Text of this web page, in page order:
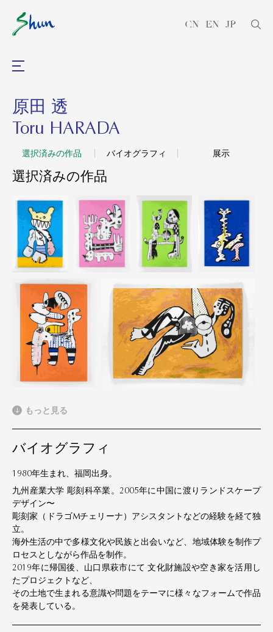
CN EN JP
原田 透
Toru HARADA
選択済みの作品 バイオグラフィ 展示
選択済みの作品
もっと見る
バイオグラフィ
1980年生まれ、福岡出身。
九州産業大学 彫刻科卒業。2005年に中国に渡りランドスケープ
デザイン〜
彫刻家（ドラゴMチェリーナ）アシスタントなどの経験を経て独
立。
海外生活の中で多様文化や民族と出会いなど、地域体験を制作プ
ロセスとしながら作品を制作。
2019年に帰国後、山口県萩市にて 文化財施設や空き家を活用し
たプロジェクトなど、
その土地で生まれる意識や問題をテーマに様々なフォームで作品
を発表している。